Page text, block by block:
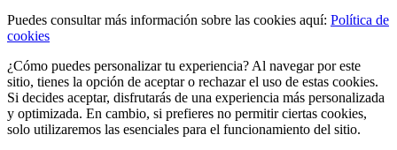
Puedes consultar más información sobre las cookies aquí: Política de
cookies
¿Cómo puedes personalizar tu experiencia? Al navegar por este
sitio, tienes la opción de aceptar o rechazar el uso de estas cookies.
Si decides aceptar, disfrutarás de una experiencia más personalizada
y optimizada. En cambio, si prefieres no permitir ciertas cookies,
solo utilizaremos las esenciales para el funcionamiento del sitio.